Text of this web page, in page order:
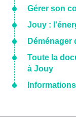
Gérer son
Jouy :
Déménager
Toute la
à Jouy